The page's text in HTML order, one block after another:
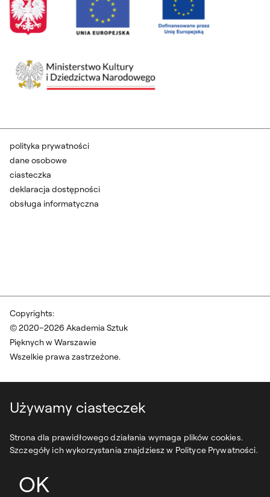
Używamy ciasteczek
Strona dla prawidłowego działania wymaga plików cookies.
Szczegóły ich wykorzystania znajdziesz w Polityce Prywatności.
OK
Copyrights:
© 2020–2026 Akademia Sztuk
Pięknych w Warszawie
Wszelkie prawa zastrzeżone.
polityka prywatności
dane osobowe
ciasteczka
deklaracja dostępności
obsługa informatyczna
projekt: syfonstudio